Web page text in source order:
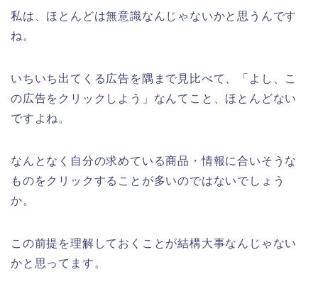
私は、ほとんどは無意識なんじゃないかと思うんです
ね。
いちいち出てくる広告を隅まで見比べて、「よし、こ
の広告をクリックしよう」なんてこと、ほとんどない
ですよね。
なんとなく自分の求めている商品・情報に合いそうな
ものをクリックすることが多いのではないでしょう
か。
この前提を理解しておくことが結構大事なんじゃない
かと思ってます。